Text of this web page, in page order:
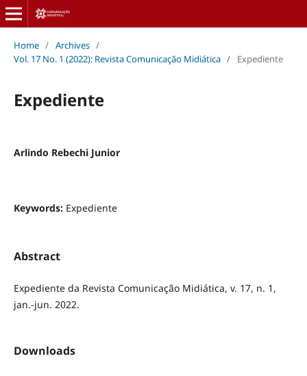
Home / Archives /
Vol. 17 No. 1 (2022): Revista Comunicação Midiática / Expediente
Expediente
Arlindo Rebechi Junior
Keywords: Expediente
Abstract
Expediente da Revista Comunicação Midiática, v. 17, n. 1,
jan.-jun. 2022.
Downloads